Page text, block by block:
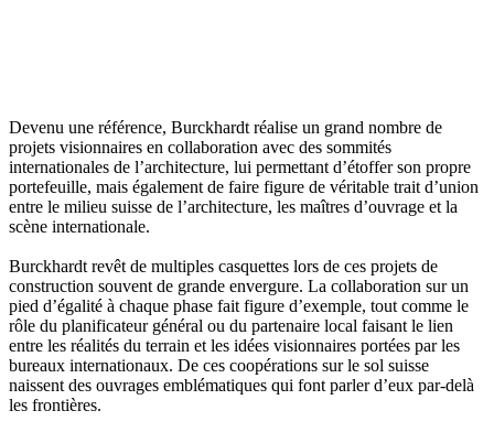
Devenu une référence, Burckhardt réalise un grand nombre de
projets visionnaires en collaboration avec des sommités
internationales de l’architecture, lui permettant d’étoffer son propre
portefeuille, mais également de faire figure de véritable trait d’union
entre le milieu suisse de l’architecture, les maîtres d’ouvrage et la
scène internationale.
Burckhardt revêt de multiples casquettes lors de ces projets de
construction souvent de grande envergure. La collaboration sur un
pied d’égalité à chaque phase fait figure d’exemple, tout comme le
rôle du planificateur général ou du partenaire local faisant le lien
entre les réalités du terrain et les idées visionnaires portées par les
bureaux internationaux. De ces coopérations sur le sol suisse
naissent des ouvrages emblématiques qui font parler d’eux par-delà
les frontières.